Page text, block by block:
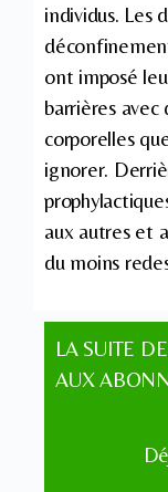
individus. Les
ont imposé
barrières avec
corporelles
ignorer.
aux autres et
du moins
LA SUITE
AUX